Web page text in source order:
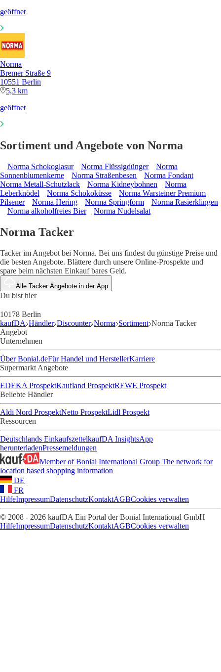
geöffnet
Norma
Bremer Straße 9
10551 Berlin
5,3 km
geöffnet
Sortiment und Angebote von Norma
Norma Schokoglasur Norma Flüssigdünger
Norma
Sonnenblumenkerne
Norma Straßenbesen
Norma Fondant
Norma Metall-Schutzlack
Norma Kidneybohnen
Norma
Leberknödel
Norma Schokoküsse
Norma Warsteiner Premium
Pilsener
Norma Hering Norma Springform
Norma Rasierklingen
Norma alkoholfreies Bier
Norma Nudelsalat
Norma Tacker
Tacker im Angebot bei Norma. Bei uns findest du günstige Preise und
die besten Angebote. Blättere durch unsere Online-Prospekte und
spare beim nächsten Einkauf bares Geld.
Alle Tacker Angebote in der App
Du bist hier
10178 Berlin
kaufDA Händler Discounter Norma Sortiment Norma Tacker
Angebot
Unternehmen
Über Bonial.deFür Handel und HerstellerKarriere
Supermarkt Angebote
EDEKA ProspektKaufland ProspektREWE Prospekt
Beliebte Händler
Aldi Nord ProspektNetto ProspektLidl Prospekt
Ressourcen
Deutschlands EinkaufszettelkaufDA InsightsApp
herunterladenPressemeldungen
Member of Bonial International Group The network for
location based shopping information
DE
FR
HilfeImpressumDatenschutzKontaktAGBCookies verwalten
© 2008 - 2026 kaufDA Ein Portal der Bonial International GmbH
HilfeImpressumDatenschutzKontaktAGBCookies verwalten